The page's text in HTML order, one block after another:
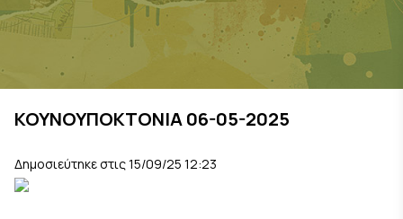
ΚΟΥΝΟΥΠΟΚΤΟΝΙΑ 06-05-2025
Δημοσιεύτηκε στις 15/09/25 12:23